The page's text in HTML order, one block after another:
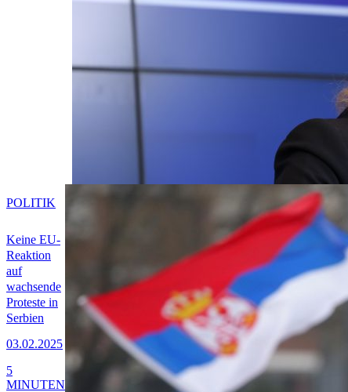
Keine EU-
Reaktion
auf
wachsende
Proteste in
Serbien
03.02.2025
POLITIK
5
MINUTEN